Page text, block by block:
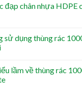
đạp chân nhựa HDPE
sử dụng thùng rác
lầm về thùng rác